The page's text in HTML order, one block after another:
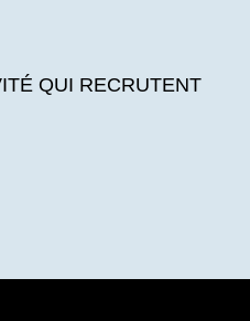
QUI RECRUTENT